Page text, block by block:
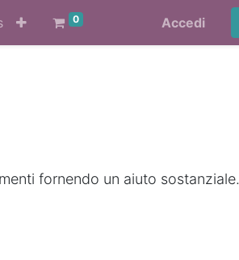
0 Accedi
fornendo un aiuto sostanziale.